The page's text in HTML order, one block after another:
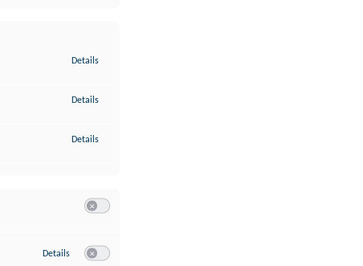
Details
Details
Details
Details zu Google Analytics